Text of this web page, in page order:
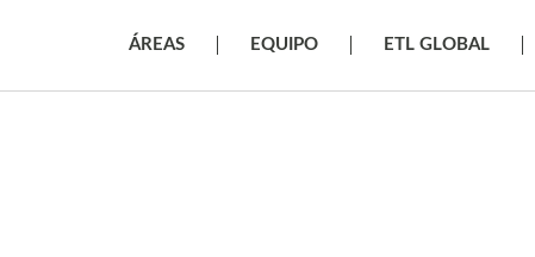
ÁREAS EQUIPO ETL GLOBAL